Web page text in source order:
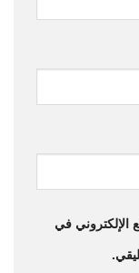
الإلكتروني في